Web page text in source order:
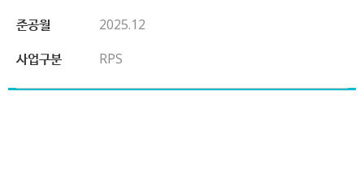
준공월
2025.12
사업구분
RPS